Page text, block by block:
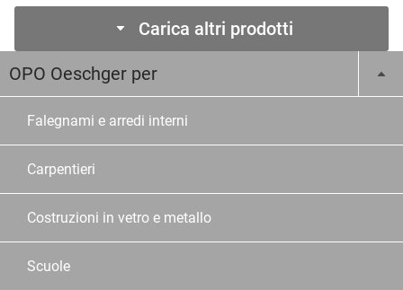
Carica altri prodotti
OPO Oeschger per
Falegnami e arredi interni
Carpentieri
Costruzioni in vetro e metallo
Scuole